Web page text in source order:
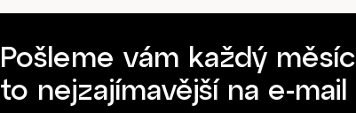
Pošleme vám každý měsíc
to nejzajímavější na e-mail